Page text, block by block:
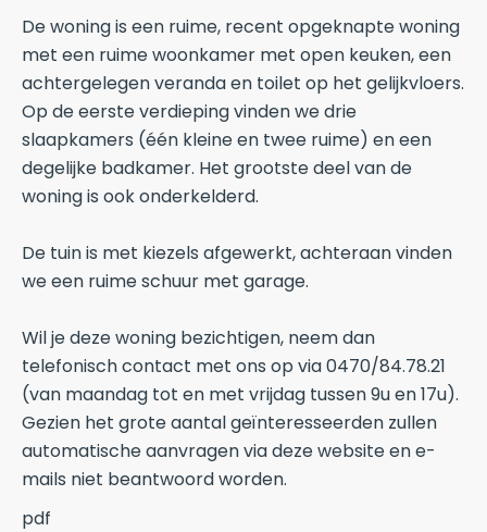
De woning is een ruime, recent opgeknapte woning
met een ruime woonkamer met open keuken, een
achtergelegen veranda en toilet op het gelijkvloers.
Op de eerste verdieping vinden we drie
slaapkamers (één kleine en twee ruime) en een
degelijke badkamer. Het grootste deel van de
woning is ook onderkelderd.
De tuin is met kiezels afgewerkt, achteraan vinden
we een ruime schuur met garage.
Wil je deze woning bezichtigen, neem dan
telefonisch contact met ons op via 0470/84.78.21
(van maandag tot en met vrijdag tussen 9u en 17u).
Gezien het grote aantal geïnteresseerden zullen
automatische aanvragen via deze website en e-
mails niet beantwoord worden.
pdf